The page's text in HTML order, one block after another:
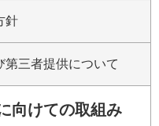
針
第三者提供について
向けての取組み